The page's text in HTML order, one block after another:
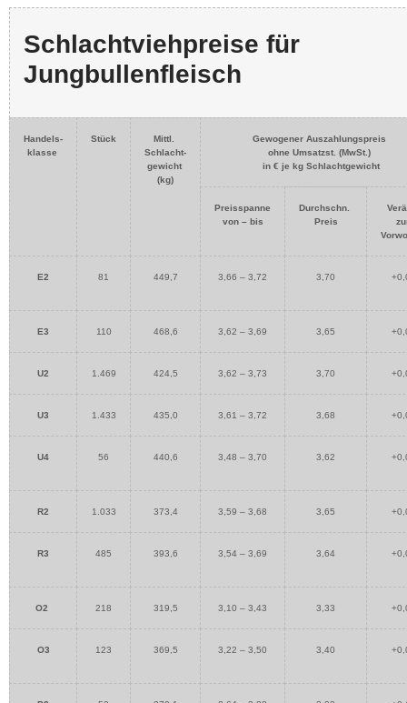
Schlachtviehpreise für
Jungbullenfleisch
Handels-
klasse
Stück
Mittl.
Schlacht-
gewicht
(kg)
Gewogener Auszahlungspreis
ohne Umsatzst. (MwSt.)
in € je kg Schlachtgewicht
Preisspanne
von – bis
Durchschn.
Preis
E2 81 449,7 3,66 – 3,72 3,70
E3 110 468,6 3,62 – 3,69 3,65
U2 1.469 424,5 3,62 – 3,73 3,70
U3 1.433 435,0 3,61 – 3,72 3,68
U4 56 440,6 3,48 – 3,70 3,62
R2 1.033 373,4 3,59 – 3,68 3,65
R3 485 393,6 3,54 – 3,69 3,64
O2 218 319,5 3,10 – 3,43 3,33
O3 123 369,5 3,22 – 3,50 3,40